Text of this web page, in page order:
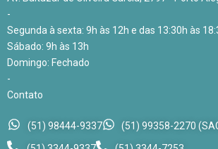
-
Segunda à sexta: 9h às 12h e das 13:30h às
Sábado: 9h às 13h
Domingo: Fechado
-
Contato
(51) 98444-9337
(51) 99358-2270